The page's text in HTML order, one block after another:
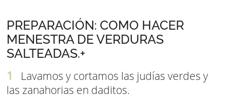
PREPARACIÓN: COMO HACER
MENESTRA DE VERDURAS
SALTEADAS.+
Lavamos y cortamos las judías verdes y
las zanahorias en daditos.